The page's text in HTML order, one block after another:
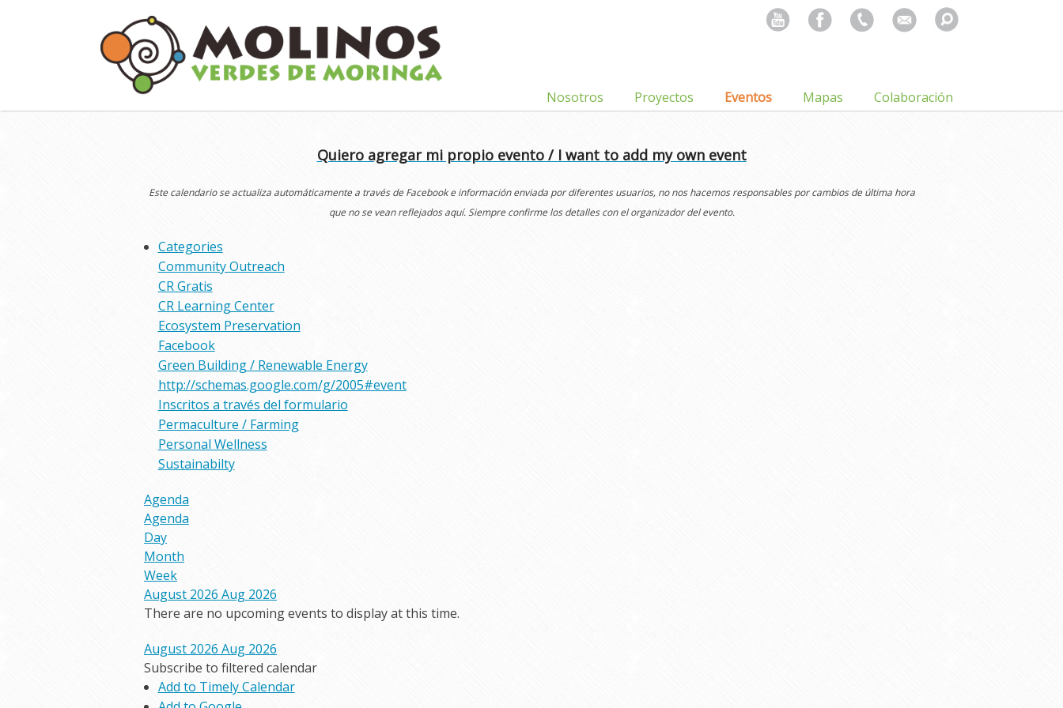
Search
for:
Nosotros Proyectos Eventos Mapas Colaboración
Quiero agregar mi propio evento / I want to add my own event
Este calendario se actualiza automáticamente a través de Facebook e información enviada por diferentes usuarios, no nos hacemos responsables por cambios de última hora
que no se vean reflejados aquí. Siempre confirme los detalles con el organizador del evento.
Categories
Community Outreach
CR Gratis
CR Learning Center
Ecosystem Preservation
Facebook
Green Building / Renewable Energy
http://schemas.google.com/g/2005#event
Inscritos a través del formulario
Permaculture / Farming
Personal Wellness
Sustainabilty
Agenda
Agenda
Day
Month
Week
August 2026 Aug 2026
There are no upcoming events to display at this time.
August 2026 Aug 2026
Subscribe to filtered calendar
Add to Timely Calendar